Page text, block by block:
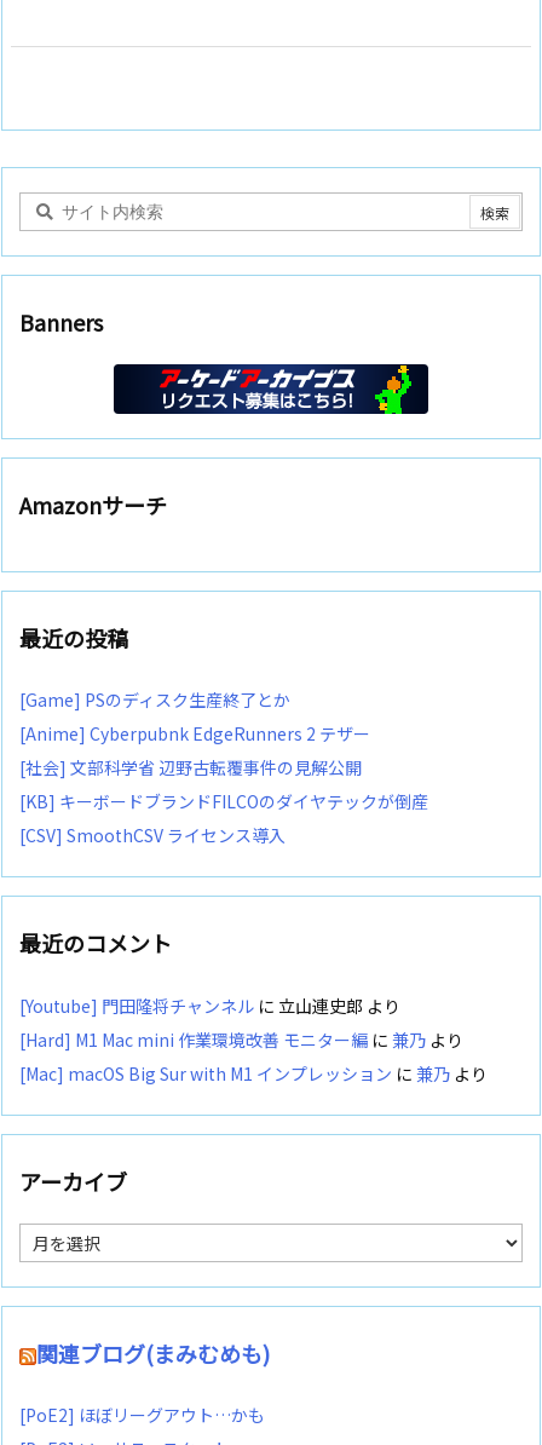
Banners
Amazonサーチ
最近の投稿
[Game] PSのディスク生産終了とか
[Anime] Cyberpubnk EdgeRunners 2 テザー
[社会] 文部科学省 辺野古転覆事件の見解公開
[KB] キーボードブランドFILCOのダイヤテックが倒産
[CSV] SmoothCSV ライセンス導入
最近のコメント
[Youtube] 門田隆将チャンネル に 立山連史郎 より
[Hard] M1 Mac mini 作業環境改善 モニター編 に 兼乃 より
[Mac] macOS Big Sur with M1 インプレッション に 兼乃 より
アーカイブ
ア
ー
カ
イ
関連ブログ(まみむめも)
[PoE2] ほぼリーグアウト…かも